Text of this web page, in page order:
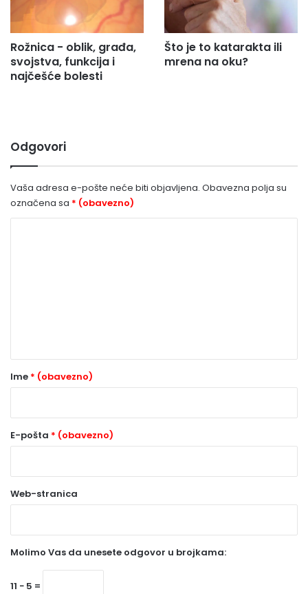
Rožnica - oblik, građa,
svojstva, funkcija i
najčešće bolesti
Što je to katarakta ili
mrena na oku?
Odgovori
Vaša adresa e-pošte neće biti objavljena. Obavezna polja su
označena sa * (obavezno)
r
o
a
v
z
n
Ime * (obavezno)
E-pošta * (obavezno)
Web-stranica
Molimo Vas da unesete odgovor u brojkama:
11 − 5 =